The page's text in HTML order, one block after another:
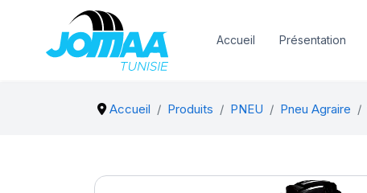
Accueil Présentation
Accueil Produits PNEU Pneu Agraire